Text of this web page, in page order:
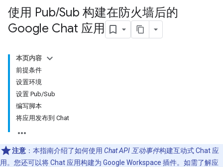
使用 Pub/Sub 构建在防火墙后的
Google Chat 应用
本页内容
前提条件
设置环境
设置 Pub/Sub
编写脚本
将应用发布到 Chat
注意 ：本指南介绍了如何使用 Chat API 互动事件构建互动式 Chat 应
用。您还可以将 Chat 应用构建为 Google Workspace 插件。如需了解应